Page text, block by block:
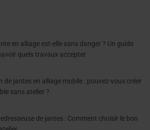
en alliage est-elle sans danger ? Un guide
quels travaux accepter
de jantes en alliage mobile : pouvez-vous créer
sans atelier ?
de jantes : Comment choisir le bon